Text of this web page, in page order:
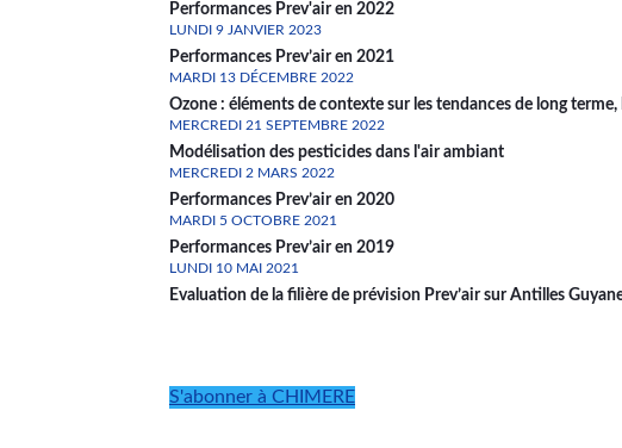
Performances Prev'air en 2022
LUNDI 9 JANVIER 2023
Performances Prev’air en 2021
MARDI 13 DÉCEMBRE 2022
Ozone : éléments de contexte sur les tendances de long
MERCREDI 21 SEPTEMBRE 2022
Modélisation des pesticides dans l'air ambiant
MERCREDI 2 MARS 2022
Performances Prev’air en 2020
MARDI 5 OCTOBRE 2021
Performances Prev’air en 2019
LUNDI 10 MAI 2021
Evaluation de la filière de prévision Prev’air sur Antilles
S'abonner à CHIMERE